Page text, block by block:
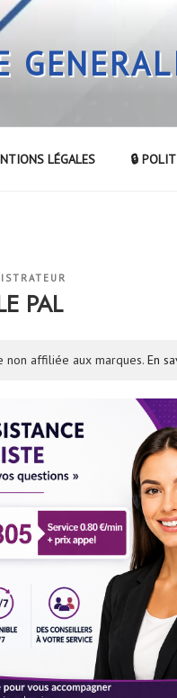
LÉGALES 🔒
PAL
non affiliée aux marques. En